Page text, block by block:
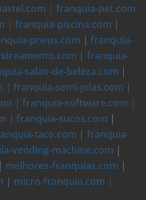
| franquia-pet.com
| franquia-piscina.com |
pneus.com | franquia-
| franquia-
salao-de-beleza.com |
| franquia-semi-joias.com |
| franquia-software.com |
| franquia-sucos.com |
taco.com | franquia-
vending-machine.com |
| melhores-franquias.com |
| micro-franquia.com |